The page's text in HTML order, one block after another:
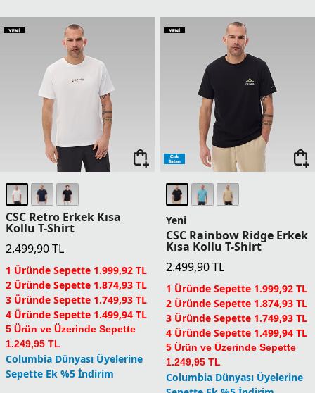
CSC Retro Erkek Kısa
Kollu T-Shirt
2.499,90TL
1 Üründe Sepette 1.999,92 TL
2 Üründe Sepette 1.874,93 TL
3 Üründe Sepette 1.749,93 TL
4 Üründe Sepette 1.499,94 TL
5 Ürün ve Üzerinde Sepette
1.249,95 TL
Columbia Dünyası Üyelerine
Sepette Ek %5 İndirim
Yeni
CSC Rainbow Ridge Erkek
Kısa Kollu T-Shirt
2.499,90TL
1 Üründe Sepette 1.999,92 TL
2 Üründe Sepette 1.874,93 TL
3 Üründe Sepette 1.749,93 TL
4 Üründe Sepette 1.499,94 TL
5 Ürün ve Üzerinde Sepette
1.249,95 TL
Columbia Dünyası Üyelerine